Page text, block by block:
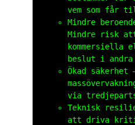
vem som får
Mindre
Mindre risk
beslut i andra
Ökad
via
Teknisk
att driva